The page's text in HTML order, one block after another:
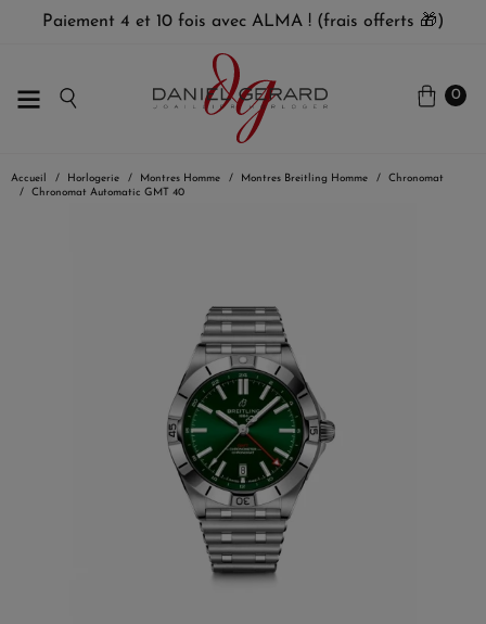
Paiement 4 et 10 fois avec ALMA ! (frais offerts 🎁)
0
Accueil Horlogerie Montres Homme Montres Breitling Homme
Chronomat
Chronomat Automatic GMT 40